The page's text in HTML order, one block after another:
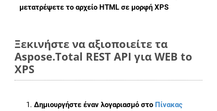
μετατρέψετε το αρχείο HTML σε μορφή XPS
Ξεκινήστε να αξιοποιείτε τα
Aspose.Total REST API για WEB to
XPS
Δημιουργήστε έναν λογαριασμό στο Πίνακας